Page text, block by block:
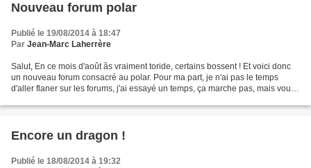
Nouveau forum polar
Publié le 19/08/2014 à 18:47
Par Jean-Marc Laherrère
Salut, En ce mois d'août âs vraiment toride, certains bossent ! Et voici donc
un nouveau forum consacré au polar. Pour ma part, je n'ai pas le temps
d'aller flaner sur les forums, j'ai essayé un temps, ça marche pas, mais vous
Encore un dragon !
Publié le 18/08/2014 à 19:32